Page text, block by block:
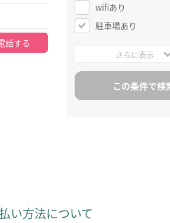
話する
wifiあり
駐車場あり
さらに表示
い方法について